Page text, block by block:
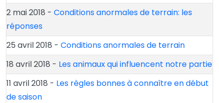
2 mai 2018 - Conditions anormales de terrain: les
réponses
25 avril 2018 - Conditions anormales de terrain
18 avril 2018 - Les animaux qui influencent notre partie
11 avril 2018 - Les règles bonnes à connaître en début
de saison